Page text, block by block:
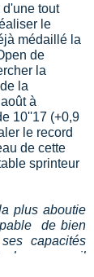
d'une tout
le
médaillé la
de
la
la
à
10''17 (+0,9
le record
de cette
sprinteur
plus aboutie
de bien
capacités
la norme, il